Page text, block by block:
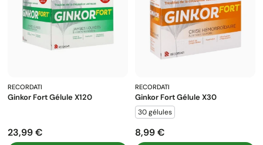
RECORDATI
Ginkor Fort Gélule X120
Prix
23,99 €
RECORDATI
Ginkor Fort Gélule X30
30 gélules
Prix
8,99 €